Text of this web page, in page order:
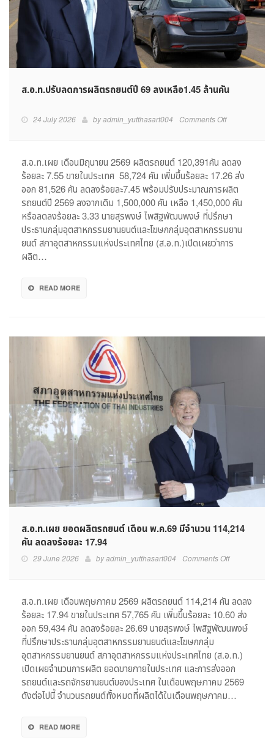
ส.อ.ท.ปรับลดการผลิตรถยนต์ปี 69 ลงเหลือ1.45 ล้านคัน
24 July 2026 byadmin_yutthasart004 Comments Offon
ผลิต
รถยนต์
ปี
69
ลง
เหลือ1.45
ล้าน
ส.อ.ท.เผย เดือนมิถุนายน 2569 ผลิตรถยนต์ 120,391คัน ลดลง
ร้อยละ 7.55 ขายในประเทศ 58,724 คัน เพิ่มขึ้นร้อยละ 17.26 ส่ง
ออก 81,526 คัน ลดลงร้อยละ7.45 พร้อมปรับประมาณการผลิต
รถยนต์ปี 2569 ลงจากเดิม 1,500,000 คัน เหลือ 1,450,000 คัน
หรือลดลงร้อยละ 3.33 นายสุรพงษ์ ไพสิฐพัฒนพงษ์ ที่ปรึกษา
ประธานกลุ่มอุตสาหกรรมยานยนต์และโฆษกกลุ่มอุตสาหกรรมยาน
ยนต์ สภาอุตสาหกรรมแห่งประเทศไทย (ส.อ.ท.)เปิดเผยว่าการ
ผลิต…
READ MORE
ส.อ.ท.เผย ยอดผลิตรถยนต์ เดือน พ.ค.69 มีจำนวน 114,214
คัน ลดลงร้อยละ 17.94
29 June 2026 byadmin_yutthasart004 Comments Offon
รถยนต์
เดือน
พ.ค.69
จำนวน
114,214
คัน
ส.อ.ท.เผย เดือนพฤษภาคม 2569 ผลิตรถยนต์ 114,214 คัน ลดลง
ร้อยละ 17.94 ขายในประเทศ 57,765 คัน เพิ่มขึ้นร้อยละ 10.60 ส่ง
ออก 59,434 คัน ลดลงร้อยละ 26.69 นายสุรพงษ์ ไพสิฐพัฒนพงษ์
ที่ปรึกษาประธานกลุ่มอุตสาหกรรมยานยนต์และโฆษกกลุ่ม
อุตสาหกรรมยานยนต์ สภาอุตสาหกรรมแห่งประเทศไทย (ส.อ.ท.)
เปิดเผยจำนวนการผลิต ยอดขายภายในประเทศ และการส่งออก
รถยนต์และรถจักรยานยนต์ของประเทศ ในเดือนพฤษภาคม 2569
ดังต่อไปนี้ จำนวนรถยนต์ทั้งหมดที่ผลิตได้ในเดือนพฤษภาคม…
READ MORE